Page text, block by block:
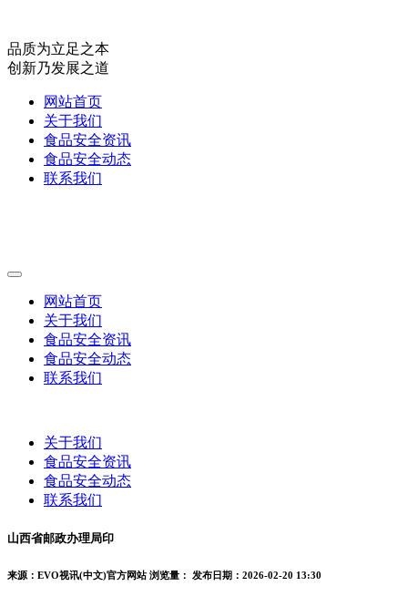
品质为立足之本
创新乃发展之道
网站首页
关于我们
食品安全资讯
食品安全动态
联系我们
网站首页
关于我们
食品安全资讯
食品安全动态
联系我们
关于我们
食品安全资讯
食品安全动态
联系我们
山西省邮政办理局印
来源：EVO视讯(中文)官方网站 浏览量： 发布日期：2026-02-20 13:30